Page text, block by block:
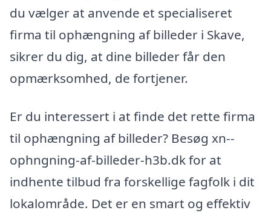
du vælger at anvende et specialiseret
firma til ophængning af billeder i Skave,
sikrer du dig, at dine billeder får den
opmærksomhed, de fortjener.
Er du interessert i at finde det rette firma
til ophængning af billeder? Besøg xn--
ophngning-af-billeder-h3b.dk for at
indhente tilbud fra forskellige fagfolk i dit
lokalområde. Det er en smart og effektiv